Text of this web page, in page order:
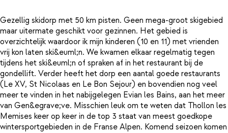
Gezellig skidorp met 50 km pisten. Geen mega-groot skigebied
maar uitermate geschikt voor gezinnen. Het gebied is
overzichtelijk waardoor ik mijn kinderen (10 en 11) met vrienden
vrij kon laten ski&euml;n. We kwamen elkaar regelmatig tegen
tijdens het ski&euml;n of spraken af in het restaurant bij de
gondellift. Verder heeft het dorp een aantal goede restaurants
(Le XV, St Nicolaas en Le Bon Sejour) en bovendien nog veel
meer te vinden in het nabijgelegen Evian les Bains, aan het meer
van Gen&egrave;ve. Misschien leuk om te weten dat Thollon les
Memises keer op keer in de top 3 staat van meest goedkope
wintersportgebieden in de Franse Alpen. Komend seizoen komen